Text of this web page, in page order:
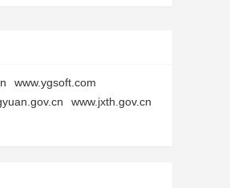
www.ygsoft.com
www.jxth.gov.cn